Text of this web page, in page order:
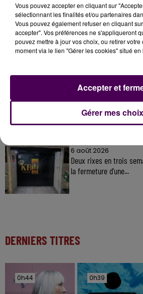
À LA UNE
31 juillet 2026
11 juillet 2026
Inscrivez-vous au
6 août 2026
Deux rixes en trois
la fermeture d'une...
DERNIERS TITRES
0h44
0h44 0h39
0h39
Vous pouvez accepter en cliquant sur
sélectionnant les finalités et/ou partenaires
Vous pouvez également refuser en cliquant
accepter". Vos préférences ne s'appliqueront
pouvez mettre à jour vos choix, ou retirer
moment via le lien "Gérer les cookies" situé
Gérer mes choix
Accepter et